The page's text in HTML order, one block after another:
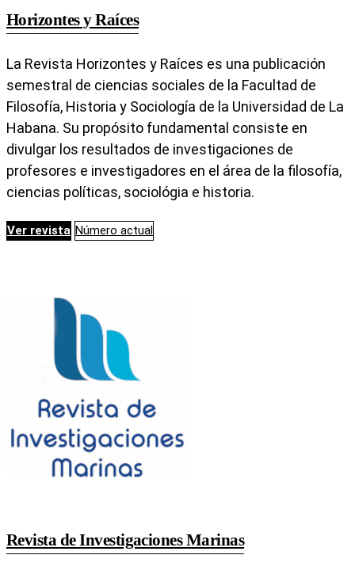
Horizontes y Raíces
La Revista Horizontes y Raíces es una publicación
semestral de ciencias sociales de la Facultad de
Filosofía, Historia y Sociología de la Universidad de La
Habana. Su propósito fundamental consiste en
divulgar los resultados de investigaciones de
profesores e investigadores en el área de la filosofía,
ciencias políticas, sociológia e historia.
Ver revista Número actual
Revista de Investigaciones Marinas